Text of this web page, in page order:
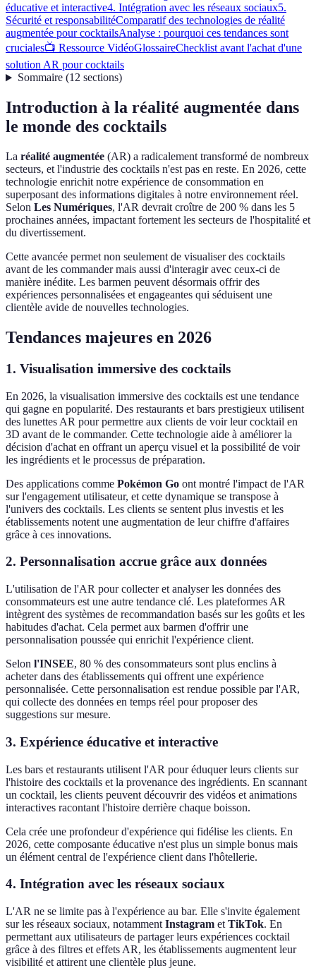
éducative et interactive4. Intégration avec les réseaux sociaux5.
Sécurité et responsabilitéComparatif des technologies de réalité
augmentée pour cocktailsAnalyse : pourquoi ces tendances sont
cruciales📺 Ressource VidéoGlossaireChecklist avant l'achat d'une
solution AR pour cocktails
Sommaire(12 sections)
Introduction à la réalité augmentée dans
le monde des cocktails
La réalité augmentée (AR) a radicalement transformé de nombreux
secteurs, et l'industrie des cocktails n'est pas en reste. En 2026, cette
technologie enrichit notre expérience de consommation en
superposant des informations digitales à notre environnement réel.
Selon Les Numériques, l'AR devrait croître de 200 % dans les 5
prochaines années, impactant fortement les secteurs de l'hospitalité et
du divertissement.
Cette avancée permet non seulement de visualiser des cocktails
avant de les commander mais aussi d'interagir avec ceux-ci de
manière inédite. Les barmen peuvent désormais offrir des
expériences personnalisées et engageantes qui séduisent une
clientèle avide de nouvelles technologies.
Tendances majeures en 2026
1. Visualisation immersive des cocktails
En 2026, la visualisation immersive des cocktails est une tendance
qui gagne en popularité. Des restaurants et bars prestigieux utilisent
des lunettes AR pour permettre aux clients de voir leur cocktail en
3D avant de le commander. Cette technologie aide à améliorer la
décision d'achat en offrant un aperçu visuel et la possibilité de voir
les ingrédients et le processus de préparation.
Des applications comme Pokémon Go ont montré l'impact de l'AR
sur l'engagement utilisateur, et cette dynamique se transpose à
l'univers des cocktails. Les clients se sentent plus investis et les
établissements notent une augmentation de leur chiffre d'affaires
grâce à ces innovations.
2. Personnalisation accrue grâce aux données
L'utilisation de l'AR pour collecter et analyser les données des
consommateurs est une autre tendance clé. Les plateformes AR
intègrent des systèmes de recommandation basés sur les goûts et les
habitudes d'achat. Cela permet aux barmen d'offrir une
personnalisation poussée qui enrichit l'expérience client.
Selon l'INSEE, 80 % des consommateurs sont plus enclins à
acheter dans des établissements qui offrent une expérience
personnalisée. Cette personnalisation est rendue possible par l'AR,
qui collecte des données en temps réel pour proposer des
suggestions sur mesure.
3. Expérience éducative et interactive
Les bars et restaurants utilisent l'AR pour éduquer leurs clients sur
l'histoire des cocktails et la provenance des ingrédients. En scannant
un cocktail, les clients peuvent découvrir des vidéos et animations
interactives racontant l'histoire derrière chaque boisson.
Cela crée une profondeur d'expérience qui fidélise les clients. En
2026, cette composante éducative n'est plus un simple bonus mais
un élément central de l'expérience client dans l'hôtellerie.
4. Intégration avec les réseaux sociaux
L'AR ne se limite pas à l'expérience au bar. Elle s'invite également
sur les réseaux sociaux, notamment Instagram et TikTok. En
permettant aux utilisateurs de partager leurs expériences cocktail
grâce à des filtres et effets AR, les établissements augmentent leur
visibilité et attirent une clientèle plus jeune.